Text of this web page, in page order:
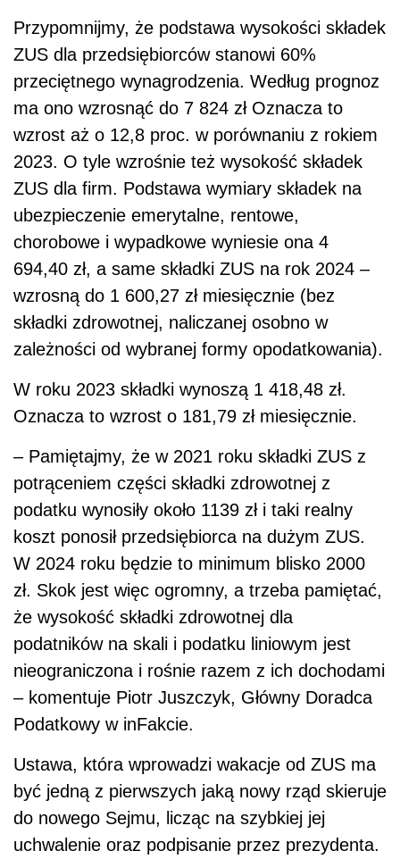
Przypomnijmy, że podstawa wysokości składek
ZUS dla przedsiębiorców stanowi 60%
przeciętnego wynagrodzenia. Według prognoz
ma ono wzrosnąć do 7 824 zł Oznacza to
wzrost aż o 12,8 proc. w porównaniu z rokiem
2023. O tyle wzrośnie też wysokość składek
ZUS dla firm. Podstawa wymiary składek na
ubezpieczenie emerytalne, rentowe,
chorobowe i wypadkowe wyniesie ona 4
694,40 zł, a same składki ZUS na rok 2024 –
wzrosną do 1 600,27 zł miesięcznie (bez
składki zdrowotnej, naliczanej osobno w
zależności od wybranej formy opodatkowania).
W roku 2023 składki wynoszą 1 418,48 zł.
Oznacza to wzrost o 181,79 zł miesięcznie.
– Pamiętajmy, że w 2021 roku składki ZUS z
potrąceniem części składki zdrowotnej z
podatku wynosiły około 1139 zł i taki realny
koszt ponosił przedsiębiorca na dużym ZUS.
W 2024 roku będzie to minimum blisko 2000
zł. Skok jest więc ogromny, a trzeba pamiętać,
że wysokość składki zdrowotnej dla
podatników na skali i podatku liniowym jest
nieograniczona i rośnie razem z ich dochodami
– komentuje Piotr Juszczyk, Główny Doradca
Podatkowy w inFakcie.
Ustawa, która wprowadzi wakacje od ZUS ma
być jedną z pierwszych jaką nowy rząd skieruje
do nowego Sejmu, licząc na szybkiej jej
uchwalenie oraz podpisanie przez prezydenta.